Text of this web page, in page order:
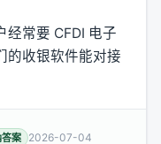
经常要 CFDI 电子
的收银软件能对接
案 2026-07-04